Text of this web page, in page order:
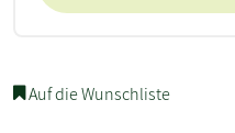
Auf die Wunschliste